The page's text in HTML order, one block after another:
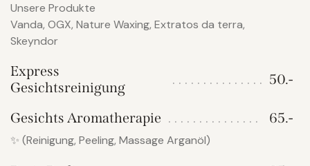
Unsere Produkte
Vanda, OGX, Nature Waxing, Extratos da terra,
Skeyndor
Express
Gesichtsreinigung
50.-
Gesichts Aromatherapie 65.-
✨ (Reinigung, Peeling, Massage Arganöl)